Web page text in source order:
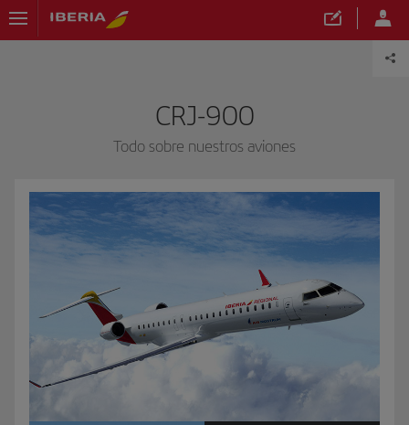
CRJ-900
Todo sobre nuestros aviones